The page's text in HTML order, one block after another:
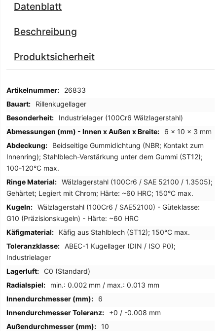
Datenblatt
Beschreibung
Produktsicherheit
Mehr
Informationen
26833
Rillenkugellager
Industrielager (100Cr6 Wälzlagerstahl)
6 x 10 x 3 mm
Beidseitige Gummidichtung (NBR; Kontakt zum
Innenring); Stahlblech-Verstärkung unter dem Gummi (ST12);
100-120°C max.
Wälzlagerstahl (100Cr6 / SAE 52100 / 1.3505);
Gehärtet; Legiert mit Chrom; Härte: ~60 HRC; 150°C max.
Wälzlagerstahl (100Cr6 / SAE52100) - Güteklasse:
G10 (Präzisionskugeln) - Härte: ~60 HRC
Käfig aus Stahlblech (ST12); 150°C max.
ABEC-1 Kugellager (DIN / ISO P0);
Industrielager
C0 (Standard)
min.: 0.002 mm / max.: 0.013 mm
6
+0 / -0.008 mm
10